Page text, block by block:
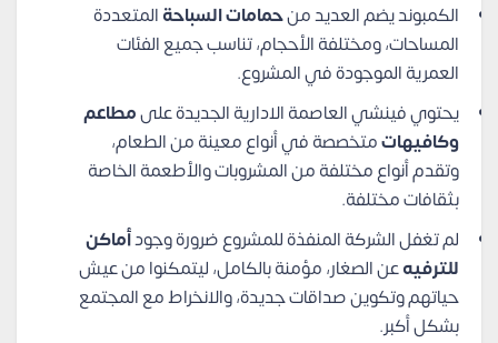
الكمبوند يضم العديد منحمامات السباحةالمتعددة
المساحات، ومختلفة الأحجام، تناسب جميع الفئات
العمرية الموجودة في المشروع.
يحتوي فينشي العاصمة الادارية الجديدة علىمطاعم
وكافيهاتمتخصصة في أنواع معينة من الطعام،
وتقدم أنواع مختلفة من المشروبات والأطعمة الخاصة
بثقافات مختلفة.
لم تغفل الشركة المنفذة للمشروع ضرورة وجودأماكن
للترفيهعن الصغار، مؤمنة بالكامل، ليتمكنوا من عيش
حياتهم وتكوين صداقات جديدة، والانخراط مع المجتمع
بشكل أكبر.